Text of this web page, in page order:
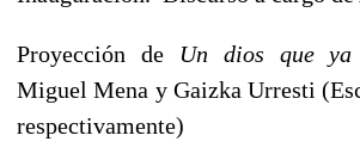
Proyección de Un dios que ya
Miguel Mena y Gaizka Urresti
respectivamente)